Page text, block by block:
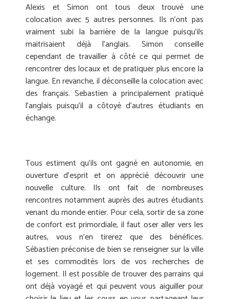
Alexis et Simon ont tous deux trouvé une
colocation avec 5 autres personnes. Ils n’ont pas
vraiment subi la barrière de la langue puisqu’ils
maitrisaient déjà l’anglais. Simon conseille
cependant de travailler à côté ce qui permet de
rencontrer des locaux et de pratiquer plus encore la
langue. En revanche, il déconseille la colocation avec
des français. Sebastien a principalement pratiqué
l’anglais puisqu’il a côtoyé d’autres étudiants en
échange.
Tous estiment qu’ils ont gagné en autonomie, en
ouverture d’esprit et on apprécié découvrir une
nouvelle culture. Ils ont fait de nombreuses
rencontres notamment auprès des autres étudiants
venant du monde entier. Pour cela, sortir de sa zone
de confort est primordiale, il faut oser aller vers les
autres, vous n’en tirerez que des bénéfices.
Sébastien préconise de bien se renseigner sur la ville
et ses commodités lors de vos recherches de
logement. Il est possible de trouver des parrains qui
ont déjà voyagé et qui peuvent vous aiguiller pour